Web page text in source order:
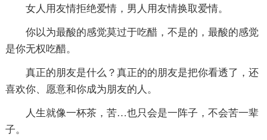
女人用友情拒绝爱情，男人用友情换取爱情。
你以为最酸的感觉莫过于吃醋，不是的，最酸的感觉
是你无权吃醋。
真正的朋友是什么？真正的的朋友是把你看透了，还
喜欢你、愿意和你成为朋友的人。
人生就像一杯茶，苦…也只会是一阵子，不会苦一辈
子。